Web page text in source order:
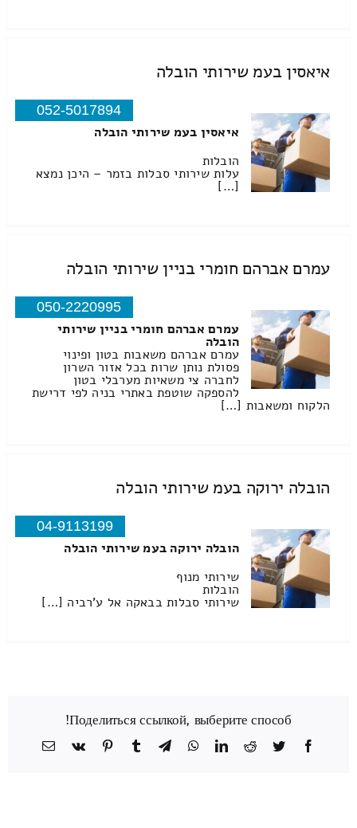
איאסין בעמ שירותי הובלה
052-5017894
איאסין בעמ שירותי הובלה
הובלות
עלות שירותי סבלות בזמר – היכן נמצא
[…]
עמרם אברהם חומרי בניין שירותי הובלה
050-2220995
עמרם אברהם חומרי בניין שירותי
הובלה
עמרם אברהם משאבות בטון ופינוי
פסולת נותן שרות בכל אזור השרון
לחברה צי משאיות מערבלי בטון
להספקה שוטפת באתרי בניה לפי דרישת
הלקוח ומשאבות […]
הובלה ירוקה בעמ שירותי הובלה
04-9113199
הובלה ירוקה בעמ שירותי הובלה
שירותי מנוף
הובלות
שירותי סבלות בבאקה אל ע'רביה […]
Поделиться ссылкой, выберите способ!
Facebook
Twitter
Reddit
LinkedIn
WhatsApp
Telegram
Tumblr
Pinterest
Vk
כתובת